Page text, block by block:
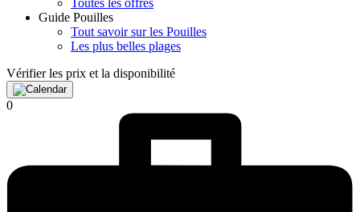
Toutes les offres
Guide Pouilles
Tout savoir sur les Pouilles
Les plus belles plages
Vérifier les prix et la disponibilité
0